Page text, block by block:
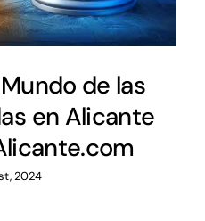
de las
en Alicante
2024